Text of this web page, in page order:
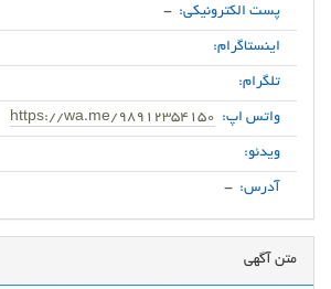
پست الکترونیکی: -
اینستاگرام:
تلگرام:
واتس اپ: https://wa.me/98912354150
ویدئو:
آدرس: -
متن آگهی